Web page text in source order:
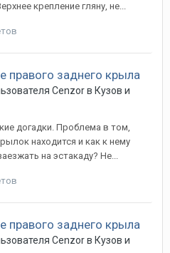
крепление гляну, не...
правого заднего крыла
Cenzorв Кузов и
догадки. Проблема в том,
находится и как к нему
на эстакаду? Не...
правого заднего крыла
Cenzorв Кузов и